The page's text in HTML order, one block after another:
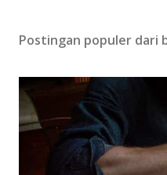
Postingan populer dari